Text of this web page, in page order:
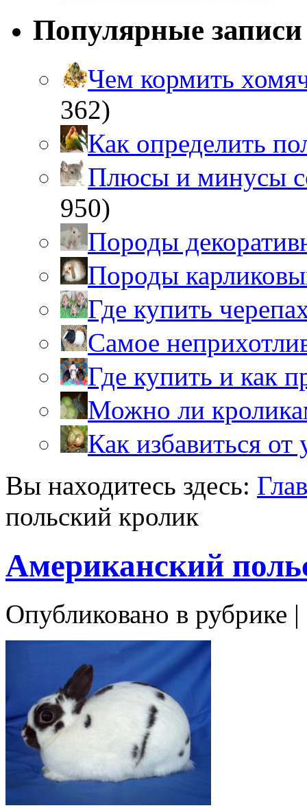
Популярные записи
Чем кормить
362)
Как определить
Плюсы и минусы
950)
Породы
Породы
Где купить
Самое
Где купить и как
Можно ли
Как избавиться от
Вы находитесь здесь:
польский кролик
Американский
Опубликовано в рубрике |